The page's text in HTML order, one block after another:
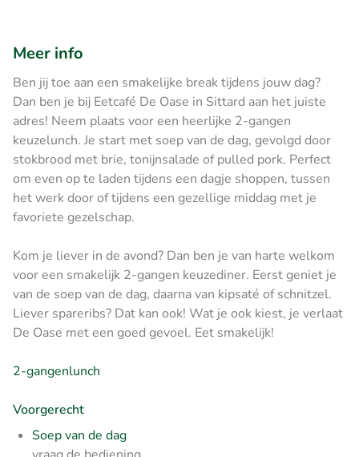
Meer info
Ben jij toe aan een smakelijke break tijdens jouw dag?
Dan ben je bij Eetcafé De Oase in Sittard aan het juiste
adres! Neem plaats voor een heerlijke 2-gangen
keuzelunch. Je start met soep van de dag, gevolgd door
stokbrood met brie, tonijnsalade of pulled pork. Perfect
om even op te laden tijdens een dagje shoppen, tussen
het werk door of tijdens een gezellige middag met je
favoriete gezelschap.
Kom je liever in de avond? Dan ben je van harte welkom
voor een smakelijk 2-gangen keuzediner. Eerst geniet je
van de soep van de dag, daarna van kipsaté of schnitzel.
Liever spareribs? Dat kan ook! Wat je ook kiest, je verlaat
De Oase met een goed gevoel. Eet smakelijk!
2-gangenlunch
Voorgerecht
Soep van de dag